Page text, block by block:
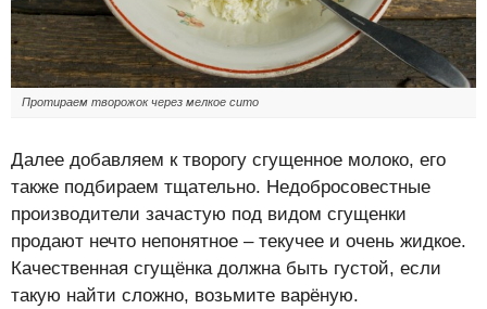
Протираем творожок через мелкое сито
Далее добавляем к творогу сгущенное молоко, его
также подбираем тщательно. Недобросовестные
производители зачастую под видом сгущенки
продают нечто непонятное – текучее и очень жидкое.
Качественная сгущёнка должна быть густой, если
такую найти сложно, возьмите варёную.